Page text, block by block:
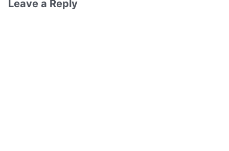
Leave a Reply